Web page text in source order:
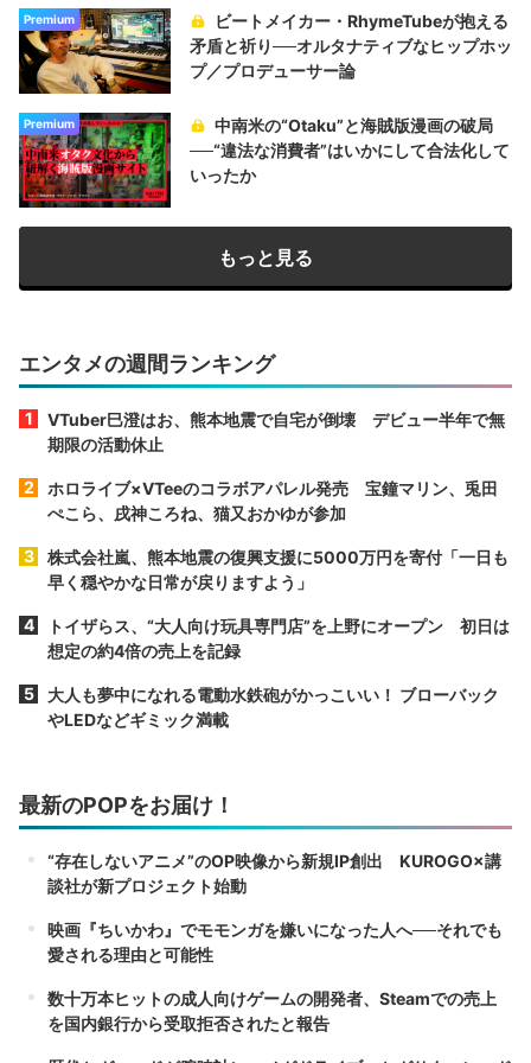
Premium
ビートメイカー・RhymeTubeが抱える
矛盾と祈り──オルタナティブなヒップホッ
プ／プロデューサー論
Premium
中南米の“Otaku”と海賊版漫画の破局
──“違法な消費者”はいかにして合法化して
いったか
もっと見る
エンタメの週間ランキング
VTuber巳澄はお、熊本地震で自宅が倒壊 デビュー半年で無
期限の活動休止
ホロライブ×VTeeのコラボアパレル発売 宝鐘マリン、兎田
ぺこら、戌神ころね、猫又おかゆが参加
株式会社嵐、熊本地震の復興支援に5000万円を寄付「一日も
早く穏やかな日常が戻りますよう」
トイザらス、“大人向け玩具専門店”を上野にオープン 初日は
想定の約4倍の売上を記録
大人も夢中になれる電動水鉄砲がかっこいい！ ブローバック
やLEDなどギミック満載
最新のPOPをお届け！
“存在しないアニメ”のOP映像から新規IP創出 KUROGO×講
談社が新プロジェクト始動
映画『ちいかわ』でモモンガを嫌いになった人へ──それでも
愛される理由と可能性
数十万本ヒットの成人向けゲームの開発者、Steamでの売上
を国内銀行から受取拒否されたと報告